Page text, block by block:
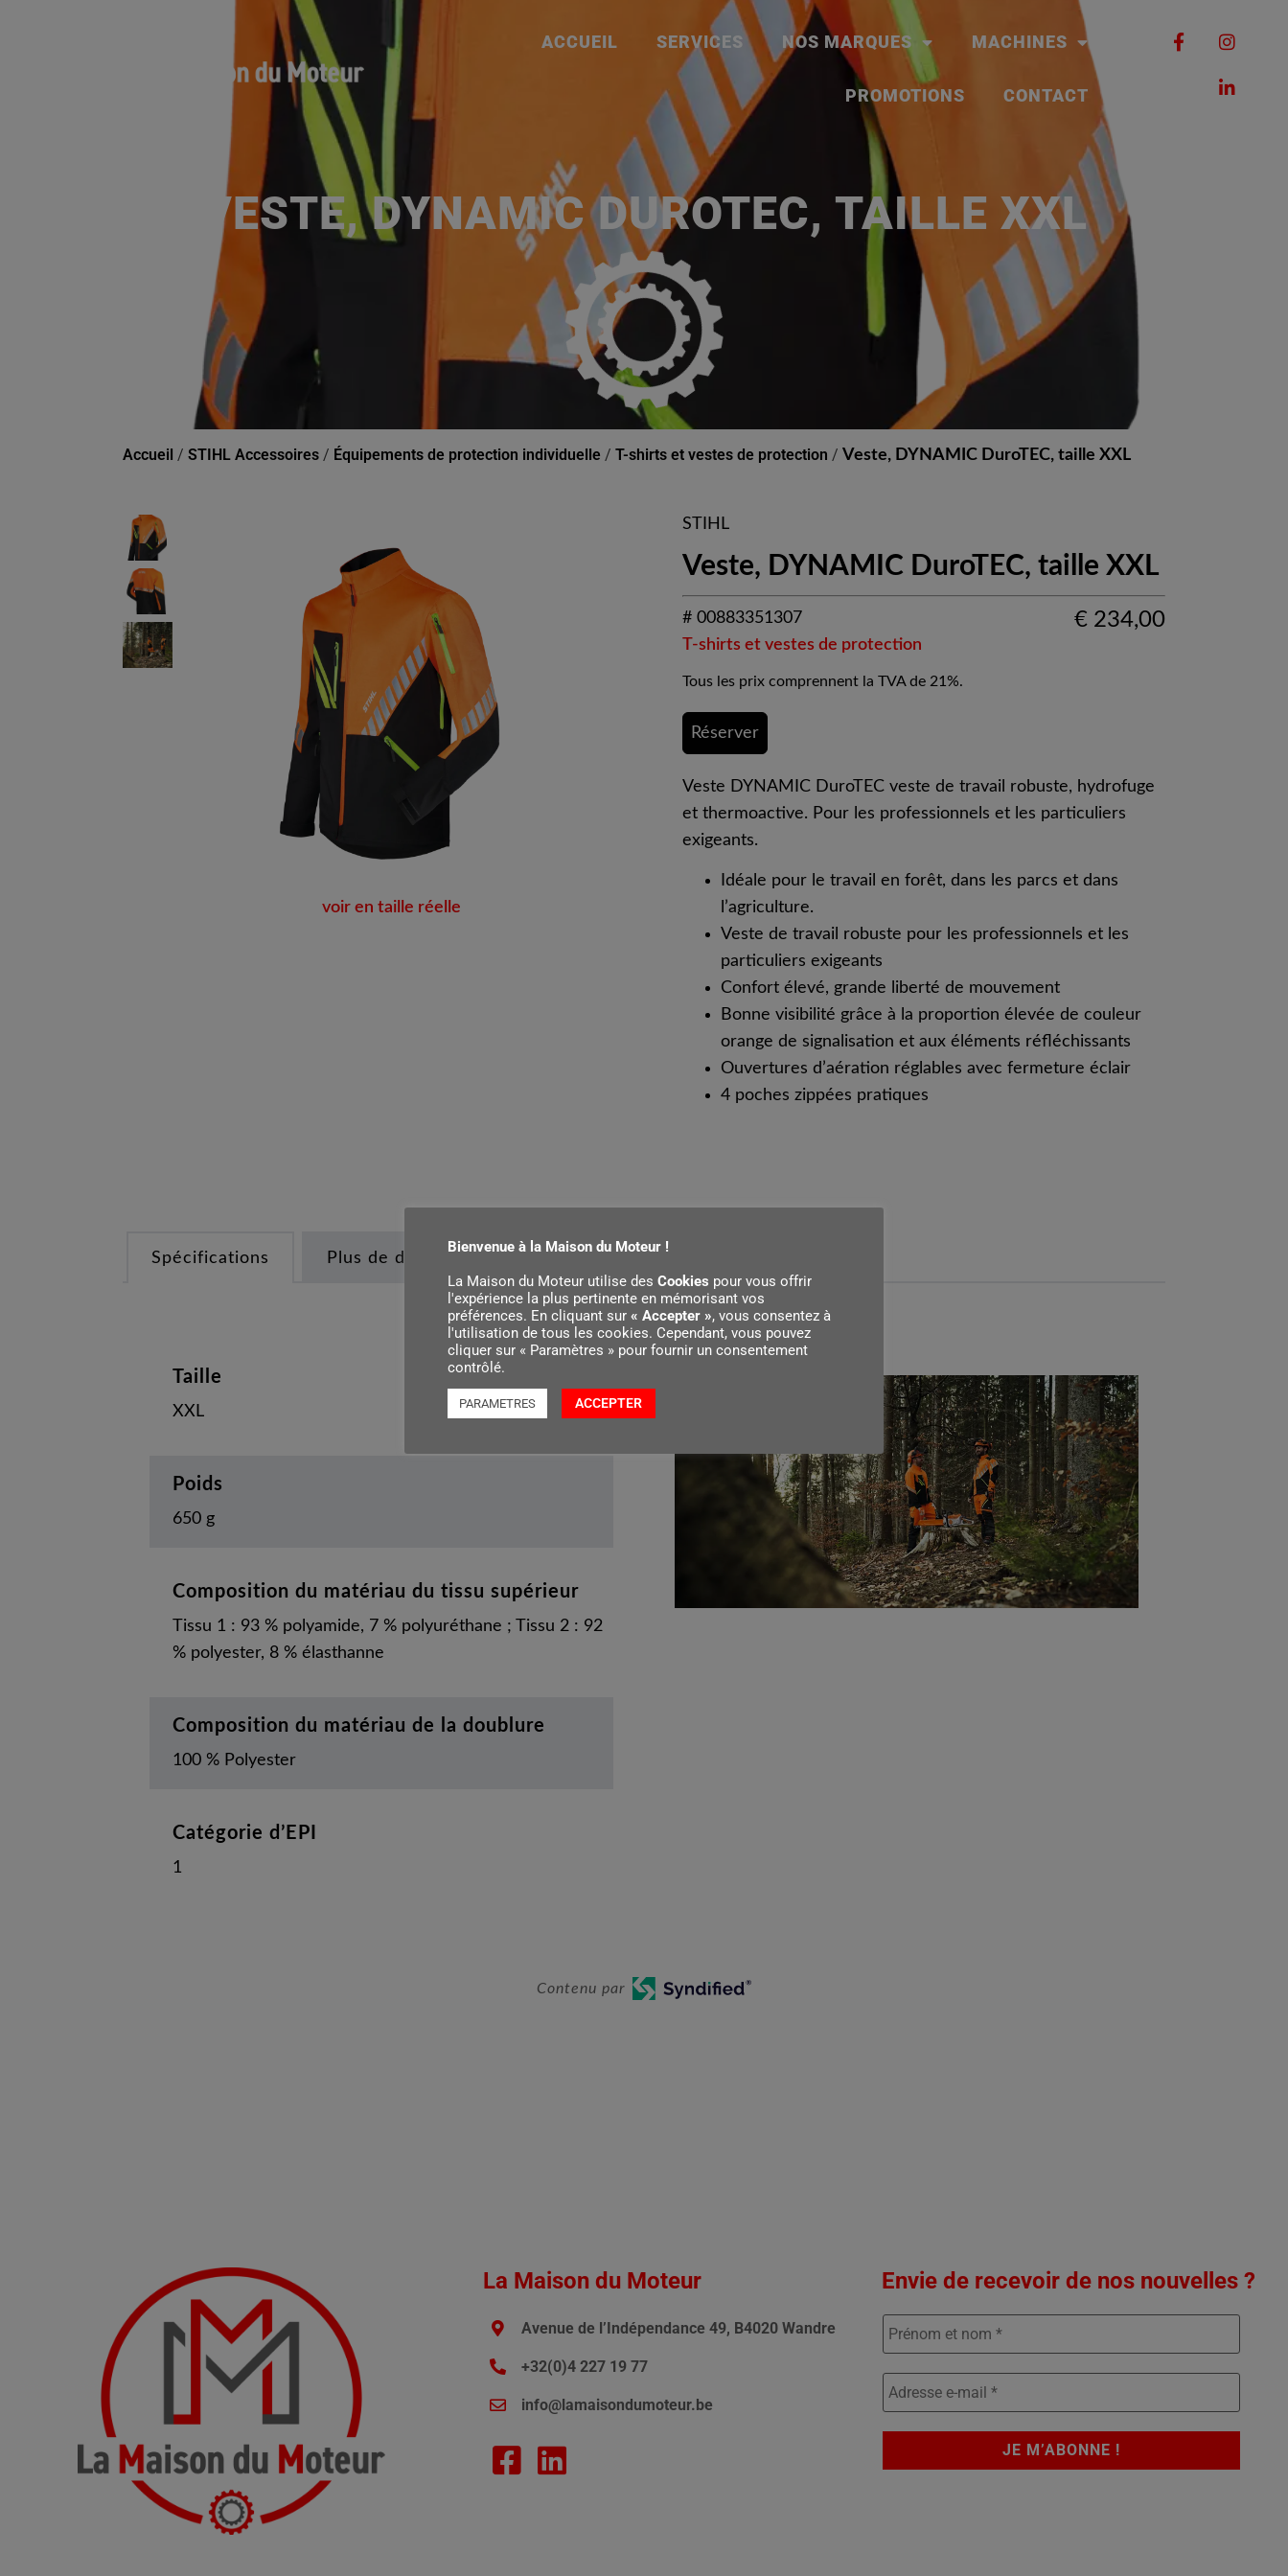
ACCUEIL SERVICES NOS MARQUES MACHINES
PROMOTIONS CONTACT
VESTE, DYNAMIC DUROTEC, TAILLE XXL
Accueil / STIHL Accessoires / Équipements de protection individuelle / T-shirts et vestes de protection / Veste, DYNAMIC DuroTEC, taille XXL
voir en taille réelle
STIHL
Veste, DYNAMIC DuroTEC, taille XXL
# 00883351307
T-shirts et vestes de protection
€ 234,00
Tous les prix comprennent la TVA de 21%.
Réserver
Veste DYNAMIC DuroTEC veste de travail robuste, hydrofuge
et thermoactive. Pour les professionnels et les particuliers
exigeants.
Idéale pour le travail en forêt, dans les parcs et dans
l’agriculture.
Veste de travail robuste pour les professionnels et les
particuliers exigeants
Confort élevé, grande liberté de mouvement
Bonne visibilité grâce à la proportion élevée de couleur
orange de signalisation et aux éléments réfléchissants
Ouvertures d’aération réglables avec fermeture éclair
4 poches zippées pratiques
Spécifications Plus de détails
Taille
XXL
Poids
650 g
Composition du matériau du tissu supérieur
Tissu 1 : 93 % polyamide, 7 % polyuréthane ; Tissu 2 : 92
% polyester, 8 % élasthanne
Composition du matériau de la doublure
100 % Polyester
Catégorie d’EPI
1
Contenu par
La Maison du Moteur
Avenue de l’Indépendance 49, B4020 Wandre
+32(0)4 227 19 77
info@lamaisondumoteur.be
Envie de recevoir de nos nouvelles ?
Bienvenue à la Maison du Moteur !
La Maison du Moteur utilise des Cookies pour vous offrir
l'expérience la plus pertinente en mémorisant vos
préférences. En cliquant sur « Accepter », vous consentez à
l'utilisation de tous les cookies. Cependant, vous pouvez
cliquer sur « Paramètres » pour fournir un consentement
contrôlé.
PARAMETRES ACCEPTER